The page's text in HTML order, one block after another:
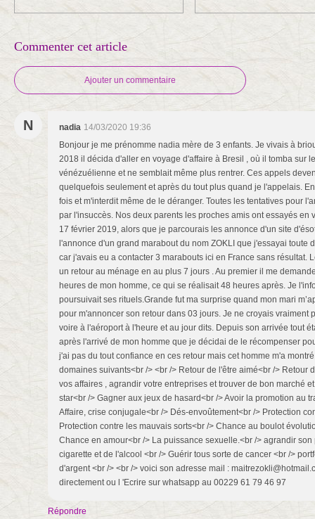
Commenter cet article
Ajouter un commentaire
N nadia 14/03/2020 19:36
Bonjour je me prénomme nadia mère de 3 enfants. Je vivais à
2018 il décida d'aller en voyage d'affaire à Bresil , où il tomba sur
vénézuélienne et ne semblait même plus rentrer. Ces appels
quelquefois seulement et après du tout plus quand je l'appelais.
fois et m'interdit même de le déranger. Toutes les tentatives pour
par l'insuccès. Nos deux parents les proches amis ont essayés en
17 février 2019, alors que je parcourais les annonce d'un site
l'annonce d'un grand marabout du nom ZOKLI que j'essayai toute
car j'avais eu a contacter 3 marabouts ici en France sans résultat.
un retour au ménage en au plus 7 jours . Au premier il me
heures de mon homme, ce qui se réalisait 48 heures après. Je
poursuivait ses rituels.Grande fut ma surprise quand mon mari
pour m'annoncer son retour dans 03 jours. Je ne croyais vraiment
voire à l'aéroport à l'heure et au jour dits. Depuis son arrivée tout
après l'arrivé de mon homme que je décidai de le récompenser
j'ai pas du tout confiance en ces retour mais cet homme m'a
domaines suivants<br /> <br /> Retour de l'être aimé<br /> Retour
vos affaires , agrandir votre entreprises et trouver de bon marché
star<br /> Gagner aux jeux de hasard<br /> Avoir la promotion au
Affaire, crise conjugale<br /> Dés-envoûtement<br /> Protection
Protection contre les mauvais sorts<br /> Chance au boulot
Chance en amour<br /> La puissance sexuelle.<br /> agrandir
cigarette et de l'alcool <br /> Guérir tous sorte de cancer <br />
d'argent <br /> <br /> voici son adresse mail :
directement ou l 'Ecrire sur whatsapp au 00229 61 79 46 97
Répondre